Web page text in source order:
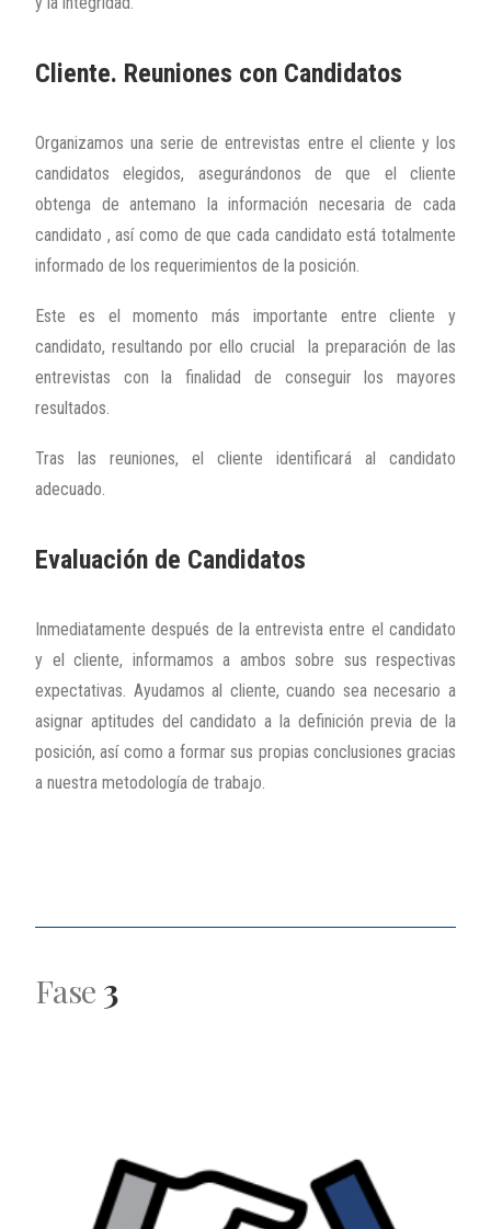
Cliente. Reuniones con Candidatos
Organizamos una serie de entrevistas entre el cliente y los
candidatos elegidos, asegurándonos de que el cliente
obtenga de antemano la información necesaria de cada
candidato , así como de que cada candidato está totalmente
informado de los requerimientos de la posición.
Este es el momento más importante entre cliente y
candidato, resultando por ello crucial la preparación de las
entrevistas con la finalidad de conseguir los mayores
resultados.
Tras las reuniones, el cliente identificará al candidato
adecuado.
Evaluación de Candidatos
Inmediatamente después de la entrevista entre el candidato
y el cliente, informamos a ambos sobre sus respectivas
expectativas. Ayudamos al cliente, cuando sea necesario a
asignar aptitudes del candidato a la definición previa de la
posición, así como a formar sus propias conclusiones gracias
a nuestra metodología de trabajo.
Fase 3